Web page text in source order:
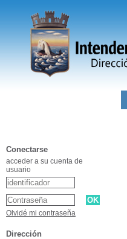
Conectarse
acceder a su cuenta de
usuario
Olvidé mi contraseña
Dirección